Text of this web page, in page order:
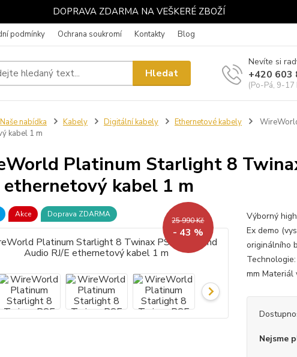
DOPRAVA ZDARMA NA VEŠKERÉ ZBOŽÍ
podmínky Ochrana soukromí Kontakty Blog
Hledat
Nevíte si
+420 603
(Po-Pá, 9-17
Naše nabídka Kabely Digitální kabely Ethernetové kabely
kabel 1 m
Platinum Starlight 8
ethernetový kabel 1 m
Akce Doprava ZDARMA
25 990 Kč
- 43 %
Výborný
Ex demo
originálního
mm Materiál
Nejsme